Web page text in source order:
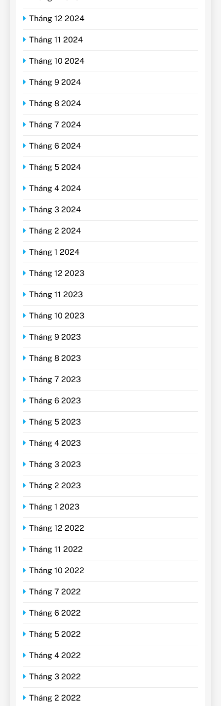
Tháng 12 2024
Tháng 11 2024
Tháng 10 2024
Tháng 9 2024
Tháng 8 2024
Tháng 7 2024
Tháng 6 2024
Tháng 5 2024
Tháng 4 2024
Tháng 3 2024
Tháng 2 2024
Tháng 1 2024
Tháng 12 2023
Tháng 11 2023
Tháng 10 2023
Tháng 9 2023
Tháng 8 2023
Tháng 7 2023
Tháng 6 2023
Tháng 5 2023
Tháng 4 2023
Tháng 3 2023
Tháng 2 2023
Tháng 1 2023
Tháng 12 2022
Tháng 11 2022
Tháng 10 2022
Tháng 7 2022
Tháng 6 2022
Tháng 5 2022
Tháng 4 2022
Tháng 3 2022
Tháng 2 2022